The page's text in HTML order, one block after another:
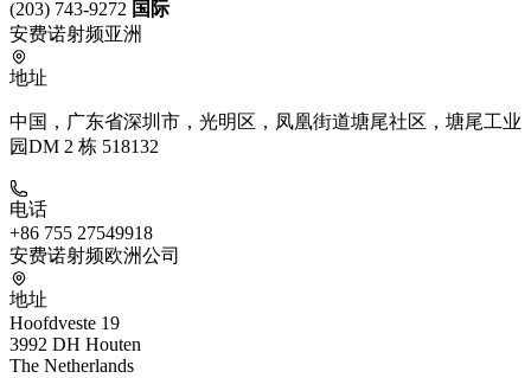
(203) 743-9272 国际
安费诺射频亚洲
地址
中国，广东省深圳市，光明区，凤凰街道塘尾社区，塘尾工业
园DM 2 栋 518132
电话
+86 755 27549918
安费诺射频欧洲公司
地址
Hoofdveste 19
3992 DH Houten
The Netherlands